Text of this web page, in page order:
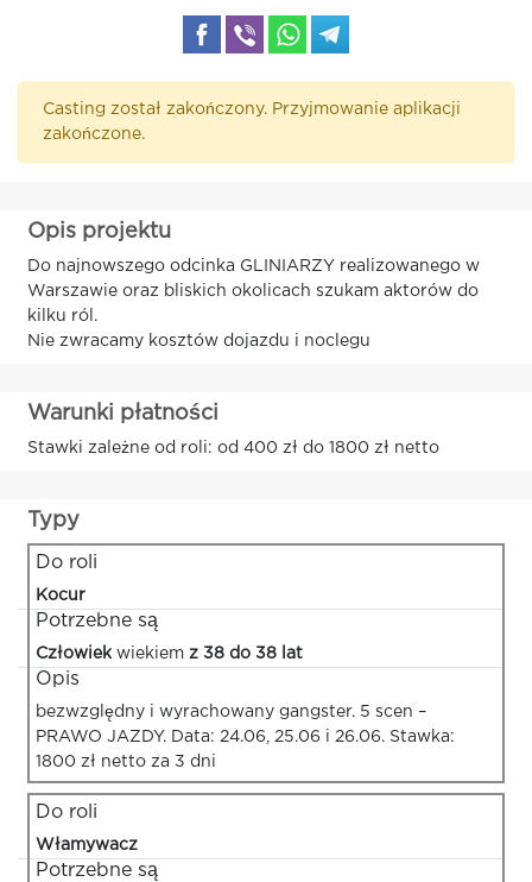
Casting został zakończony. Przyjmowanie aplikacji
zakończone.
Opis projektu
Do najnowszego odcinka GLINIARZY realizowanego w
Warszawie oraz bliskich okolicach szukam aktorów do
kilku ról.
Nie zwracamy kosztów dojazdu i noclegu
Warunki płatności
Stawki zależne od roli: od 400 zł do 1800 zł netto
Typy
Do roli
Kocur
Potrzebne są
Człowiekwiekiem z 38 do 38 lat
Opis
bezwzględny i wyrachowany gangster. 5 scen –
PRAWO JAZDY. Data: 24.06, 25.06 i 26.06. Stawka:
1800 zł netto za 3 dni
Do roli
Włamywacz
Potrzebne są